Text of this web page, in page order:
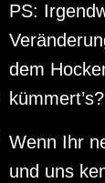
PS:
dem
kümmert’s?
Wenn Ihr
und uns